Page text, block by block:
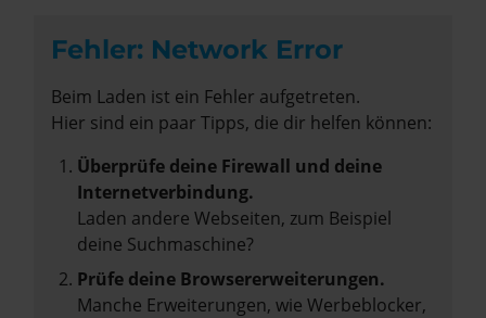
Fehler: Network Error
Beim Laden ist ein Fehler aufgetreten.
Hier sind ein paar Tipps, die dir helfen können:
Überprüfe deine Firewall und deine
Internetverbindung.
Laden andere Webseiten, zum Beispiel
deine Suchmaschine?
Prüfe deine Browsererweiterungen.
Manche Erweiterungen, wie Werbeblocker,